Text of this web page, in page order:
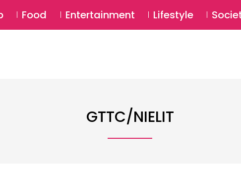
Food Entertainment Lifestyle
GTTC/NIELIT